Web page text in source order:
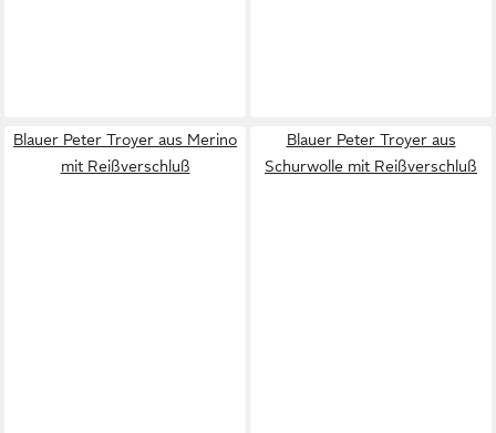
Blauer Peter Troyer aus Merino
mit Reißverschluß
Blauer Peter Troyer aus
Schurwolle mit Reißverschluß